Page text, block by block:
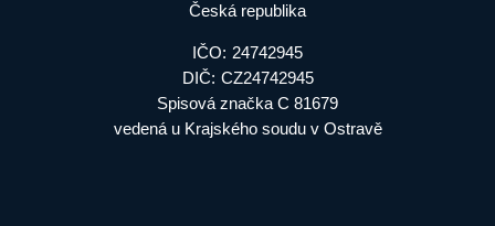
Česká republika
IČO: 24742945
DIČ: CZ24742945
Spisová značka C 81679
vedená u Krajského soudu v Ostravě